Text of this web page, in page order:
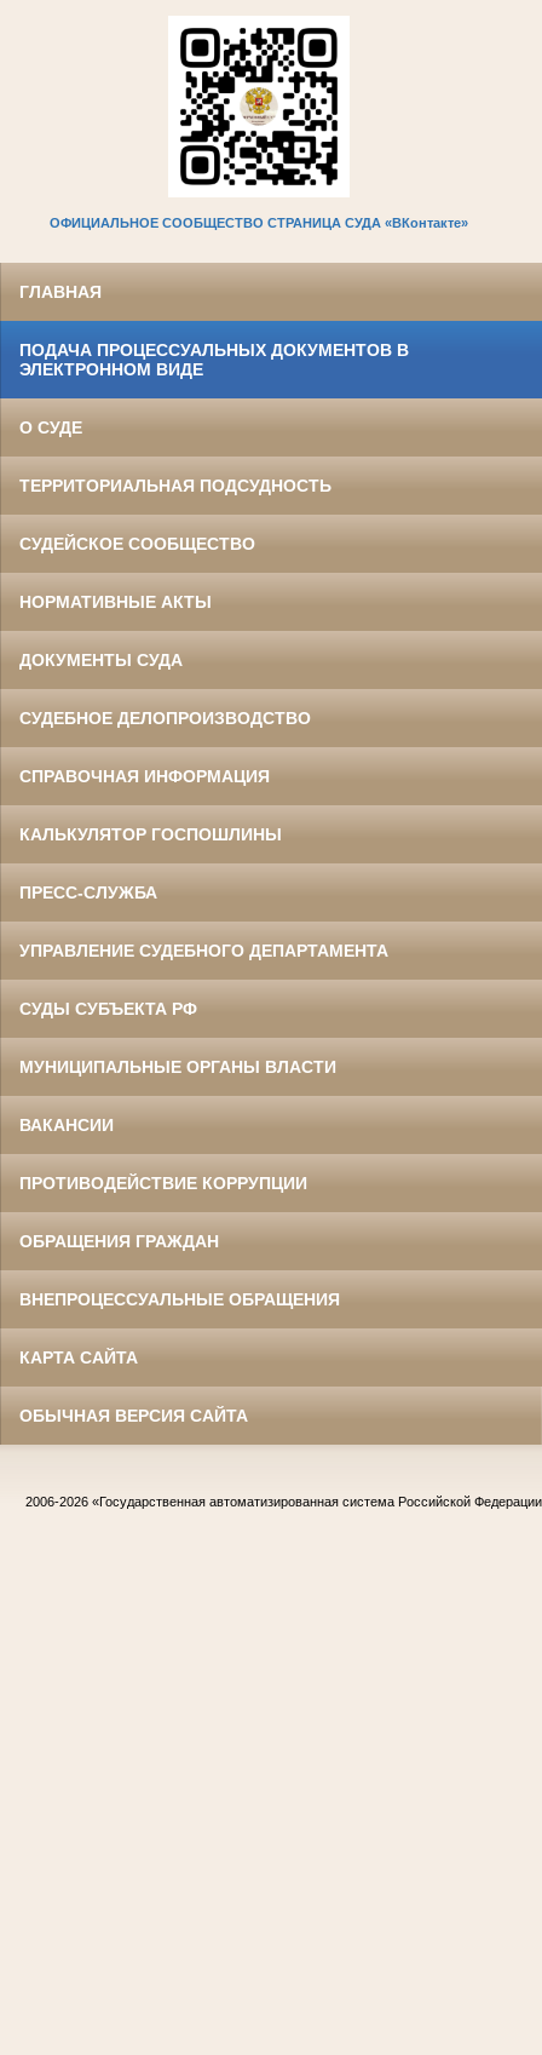
ОФИЦИАЛЬНОЕ СООБЩЕСТВО СТРАНИЦА СУДА «ВКонтакте»
ГЛАВНАЯ
ПОДАЧА ПРОЦЕССУАЛЬНЫХ ДОКУМЕНТОВ В
ЭЛЕКТРОННОМ ВИДЕ
О СУДЕ
ТЕРРИТОРИАЛЬНАЯ ПОДСУДНОСТЬ
СУДЕЙСКОЕ СООБЩЕСТВО
НОРМАТИВНЫЕ АКТЫ
ДОКУМЕНТЫ СУДА
СУДЕБНОЕ ДЕЛОПРОИЗВОДСТВО
СПРАВОЧНАЯ ИНФОРМАЦИЯ
КАЛЬКУЛЯТОР ГОСПОШЛИНЫ
ПРЕСС-СЛУЖБА
УПРАВЛЕНИЕ СУДЕБНОГО ДЕПАРТАМЕНТА
СУДЫ СУБЪЕКТА РФ
МУНИЦИПАЛЬНЫЕ ОРГАНЫ ВЛАСТИ
ВАКАНСИИ
ПРОТИВОДЕЙСТВИЕ КОРРУПЦИИ
ОБРАЩЕНИЯ ГРАЖДАН
ВНЕПРОЦЕССУАЛЬНЫЕ ОБРАЩЕНИЯ
КАРТА САЙТА
ОБЫЧНАЯ ВЕРСИЯ САЙТА
2006-2026 «Государственная автоматизированная система Российской